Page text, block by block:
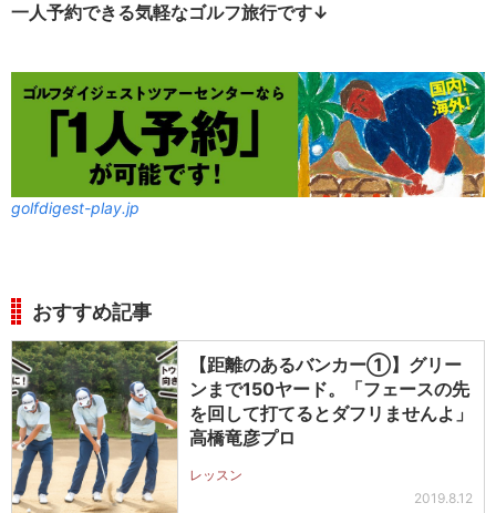
一人予約できる気軽なゴルフ旅行です↓
golfdigest-play.jp
おすすめ記事
【距離のあるバンカー①】グリー
ンまで150ヤード。「フェースの先
を回して打てるとダフリませんよ」
高橋竜彦プロ
レッスン
2019.8.12